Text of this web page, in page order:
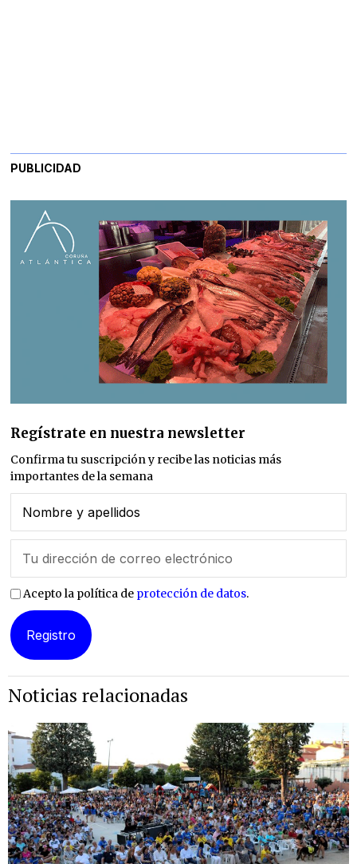
PUBLICIDAD
Regístrate en nuestra newsletter
Confirma tu suscripción y recibe las noticias más
importantes de la semana
Acepto la política de protección de datos.
Noticias relacionadas